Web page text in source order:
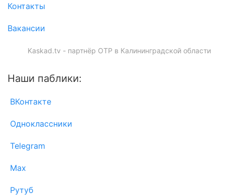
Контакты
Вакансии
Kaskad.tv - партнёр ОТР в Калининградской области
Наши паблики:
ВКонтакте
Одноклассники
Telegram
Max
Рутуб